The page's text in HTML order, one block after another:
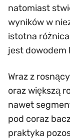
natomiast
wyników w
istotna
jest dowodem
Wraz z
oraz większą
nawet
pod coraz
praktyka